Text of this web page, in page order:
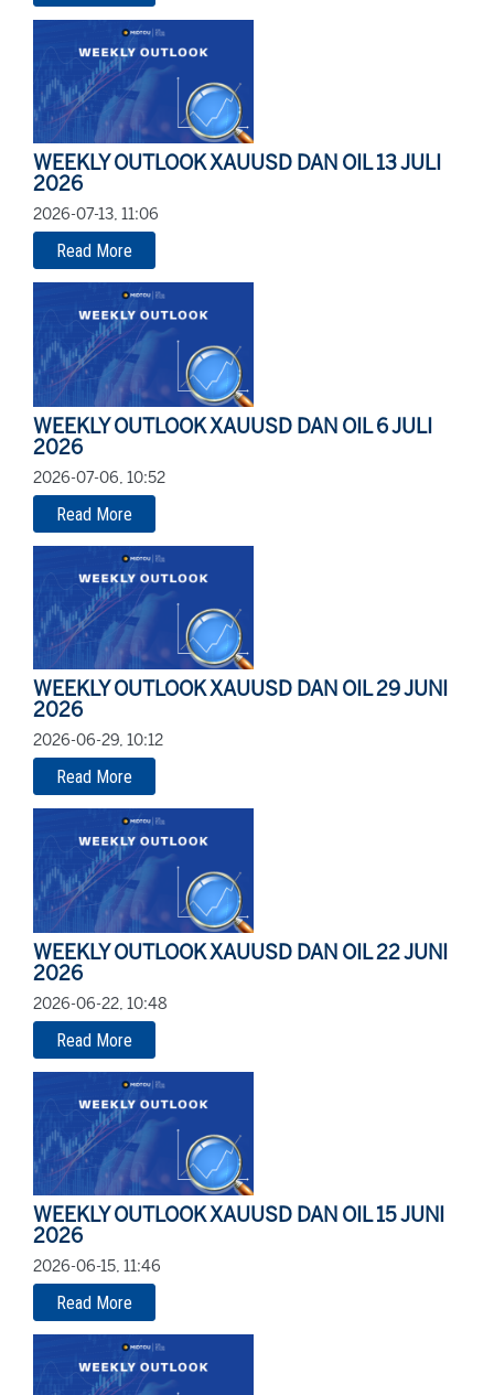
WEEKLY OUTLOOK XAUUSD DAN OIL 13 JULI
2026
2026-07-13, 11:06
Read More
WEEKLY OUTLOOK XAUUSD DAN OIL 6 JULI
2026
2026-07-06, 10:52
Read More
WEEKLY OUTLOOK XAUUSD DAN OIL 29 JUNI
2026
2026-06-29, 10:12
Read More
WEEKLY OUTLOOK XAUUSD DAN OIL 22 JUNI
2026
2026-06-22, 10:48
Read More
WEEKLY OUTLOOK XAUUSD DAN OIL 15 JUNI
2026
2026-06-15, 11:46
Read More